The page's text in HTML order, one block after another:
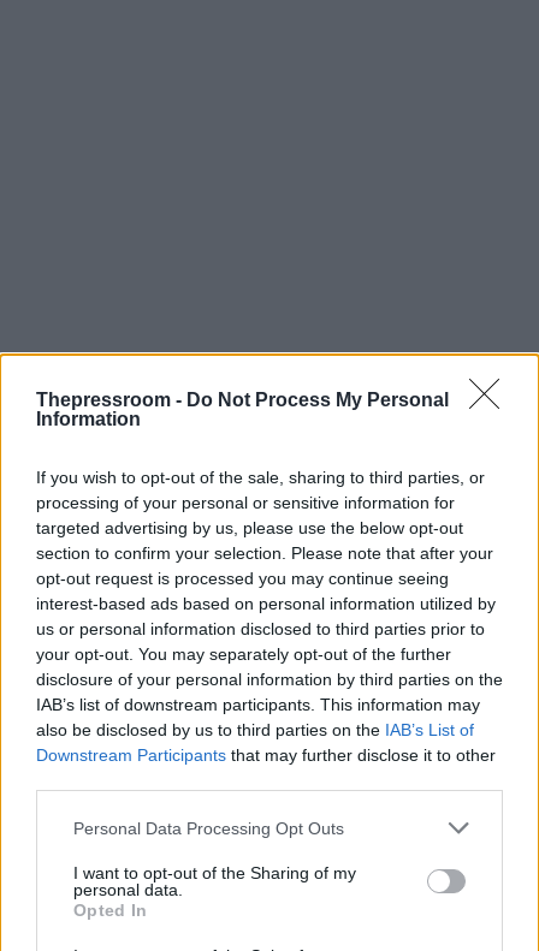
Thepressroom - Do Not Process My Personal
Information
If you wish to opt-out of the sale, sharing to third parties, or
processing of your personal or sensitive information for
targeted advertising by us, please use the below opt-out
section to confirm your selection. Please note that after your
opt-out request is processed you may continue seeing
interest-based ads based on personal information utilized by
us or personal information disclosed to third parties prior to
your opt-out. You may separately opt-out of the further
disclosure of your personal information by third parties on the
IAB’s list of downstream participants. This information may
also be disclosed by us to third parties on the IAB’s List of
Downstream Participants that may further disclose it to other
Please note that this website/app uses one or more Google
not limited to your visit or usage behaviour. You may click to
grant or deny consent to Google and its third-party tags to
use your data for below specified purposes in below Google
Personal Data Processing Opt Outs
I want to opt-out of the Sharing of my
personal data.
Opted In
Σύμφωνα με τους Times, συνεργάτες του
δημάρχου του Μάντσεστερ, Άντι Μπέρναμ,
για «σαμποτάζ», μετά τις δηλώσεις του υπέρ της
επανένταξης της Βρετανίας στην Ευρωπαϊκή
Ένωση.
Οι ίδιοι εκτιμούν ότι τέτοιες τοποθετήσεις
ενδέχεται να αποξενώσουν ψηφοφόρους σε
περιοχές όπου το Brexit εξακολουθεί να διαθέτει
ισχυρή κοινωνική και πολιτική στήριξη.
Η Telegraph αναφέρει ότι ο Άντι Μπέρναμ, ο
οποίος θεωρείται πιθανός υποψήφιος στην
αναμέτρηση, αναμένεται να επικεντρώσει την
καμπάνια του κυρίως σε τοπικά ζητήματα και όχι
στο Brexit.
Παράλληλα, ο Guardian χαρακτηρίζει την
εκλογική μάχη «επικίνδυνη» για τους Εργατικούς,